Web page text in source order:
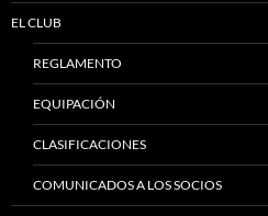
EL CLUB
REGLAMENTO
EQUIPACIÓN
CLASIFICACIONES
COMUNICADOS A LOS SOCIOS